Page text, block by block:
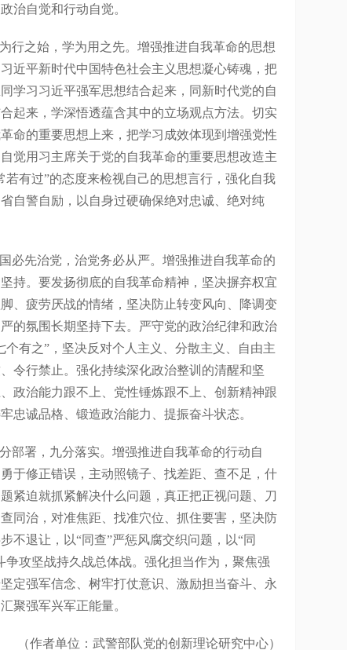
治自觉和行动自觉。
之始，学为用之先。增强推进自我革命的思想
近平新时代中国特色社会主义思想凝心铸魂，把
学习习近平强军思想结合起来，同新时代党的自
起来，学深悟透蕴含其中的立场观点方法。切实
命的重要思想上来，把学习成效体现到增强党性
觉用习主席关于党的自我革命的重要思想改造主
有过”的态度来检视自己的思想言行，强化自我
自警自励，以自身过硬确保绝对忠诚、绝对纯
先治党，治党务必从严。增强推进自我革命的
持。要发扬彻底的自我革命精神，坚决摒弃权宜
、疲劳厌战的情绪，坚决防止转变风向、降调变
的氛围长期坚持下去。严守党的政治纪律和政治
有之”，坚决反对个人主义、分散主义、自由主
令行禁止。强化持续深化政治整训的清醒和坚
政治能力跟不上、党性锤炼跟不上、创新精神跟
忠诚品格、锻造政治能力、提振奋斗状态。
署，九分落实。增强推进自我革命的行动自
于修正错误，主动照镜子、找差距、查不足，什
紧迫就抓紧解决什么问题，真正把正视问题、刀
同治，对准焦距、找准穴位、抓住要害，坚决防
不退让，以“同查”严惩风腐交织问题，以“同
攻坚战持久战总体战。强化担当作为，聚焦强
定强军信念、树牢打仗意识、激励担当奋斗、永
聚强军兴军正能量。
作者单位：武警部队党的创新理论研究中心）